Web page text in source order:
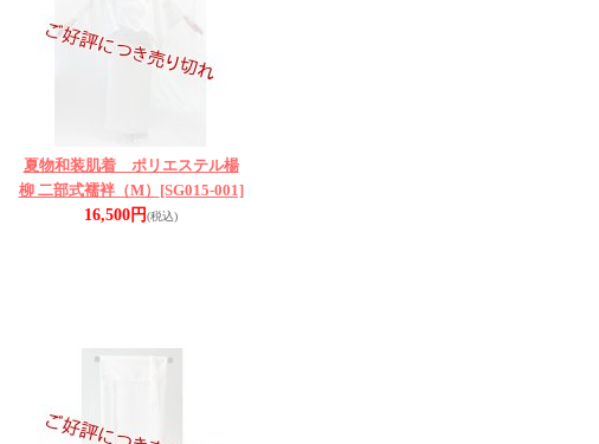
夏物和装肌着 ポリエステル楊
柳 二部式襦袢（M） [SG015-001]
16,500円(税込)